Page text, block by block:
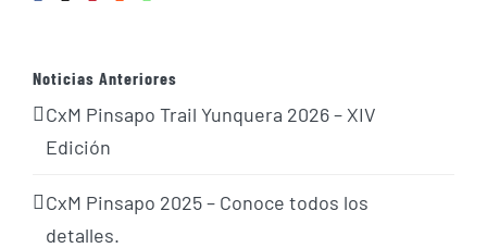
Noticias Anteriores
CxM Pinsapo Trail Yunquera 2026 – XIV
Edición
CxM Pinsapo 2025 – Conoce todos los
detalles.